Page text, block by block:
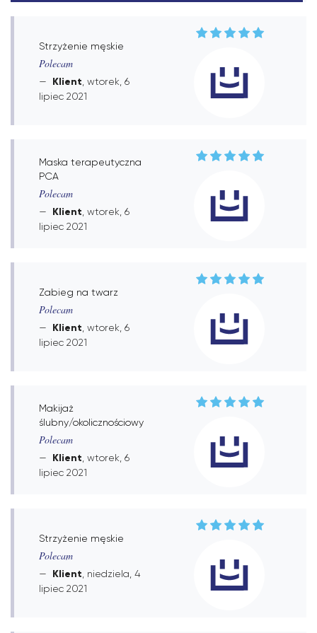
Strzyżenie męskie
Polecam
Klient , wtorek, 6
lipiec 2021
Maska terapeutyczna
PCA
Polecam
Klient , wtorek, 6
lipiec 2021
Zabieg na twarz
Polecam
Klient , wtorek, 6
lipiec 2021
Makijaż
ślubny/okolicznościowy
Polecam
Klient , wtorek, 6
lipiec 2021
Strzyżenie męskie
Polecam
Klient , niedziela, 4
lipiec 2021